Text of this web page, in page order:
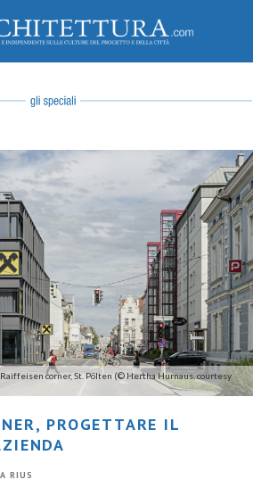
corner, St. Pölten (© Hertha Hurnaus, courtesy
PROGETTARE IL
RIUS